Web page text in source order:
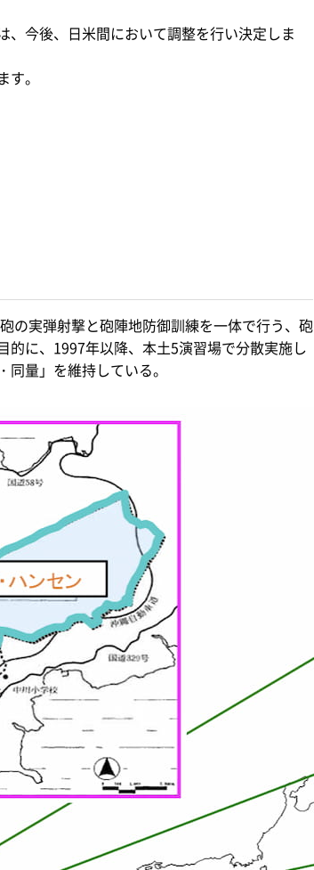
今後、日米間において調整を行い決定しま
。
実弾射撃と砲陣地防御訓練を一体で行う、砲
に、1997年以降、本土5演習場で分散実施し
量」を維持している。